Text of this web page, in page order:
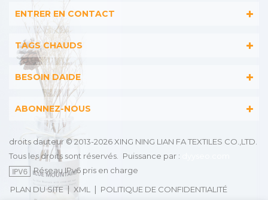
ENTRER EN CONTACT
TAGS CHAUDS
BESOIN DAIDE
ABONNEZ-NOUS
droits dauteur © 2013-2026 XING NING LIAN FA TEXTILES CO.,LTD.
Tous les droits sont réservés.
Puissance par :
Réseau IPv6 pris en charge
PLAN DU SITE| XML | POLITIQUE DE CONFIDENTIALITÉ